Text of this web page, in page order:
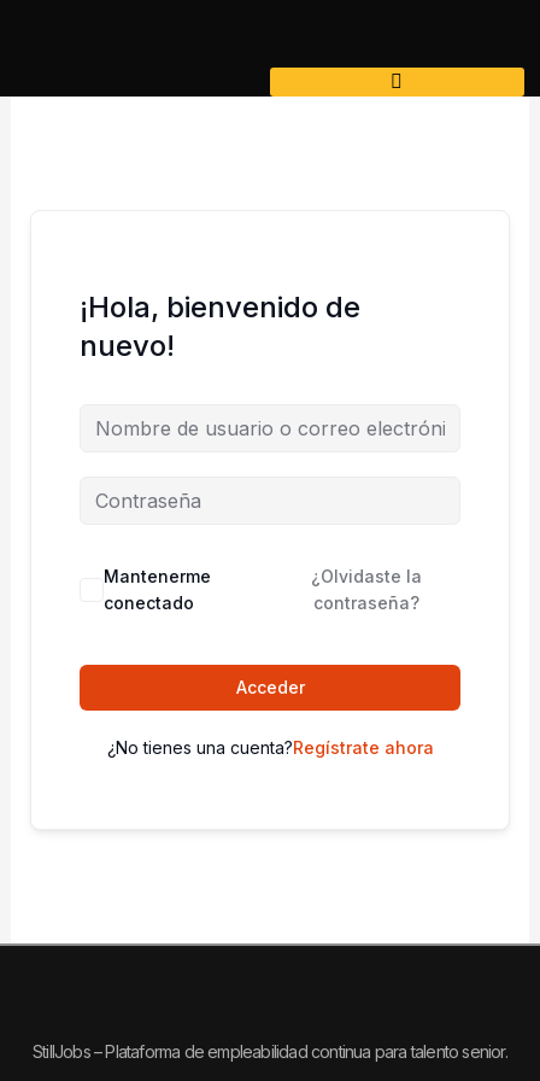
¡Hola, bienvenido de
nuevo!
Mantenerme
conectado
¿Olvidaste la
contraseña?
Acceder
¿No tienes una cuenta?Regístrate ahora
StillJobs – Plataforma de empleabilidad continua para talento senior.